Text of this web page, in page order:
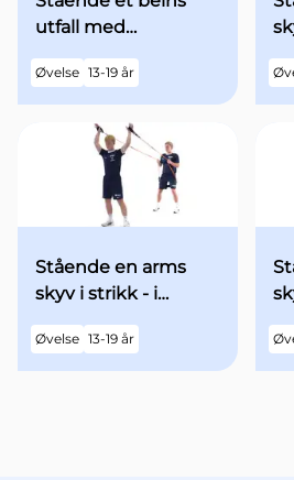
utfall med
utgangsstilling
Øvelse 13-19 år
Stående en arms
skyv i strikk - i
utgangsstilling med
begge armene over
hodet
Øvelse 13-19 år